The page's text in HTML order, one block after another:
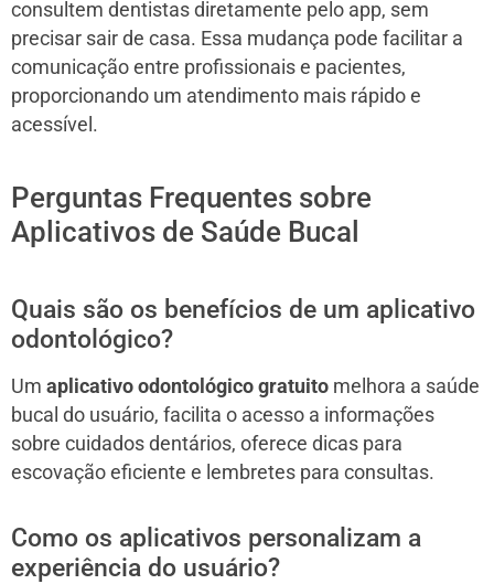
consultem dentistas diretamente pelo app, sem
precisar sair de casa. Essa mudança pode facilitar a
comunicação entre profissionais e pacientes,
proporcionando um atendimento mais rápido e
acessível.
Perguntas Frequentes sobre
Aplicativos de Saúde Bucal
Quais são os benefícios de um aplicativo
odontológico?
Um aplicativo odontológico gratuito melhora a saúde
bucal do usuário, facilita o acesso a informações
sobre cuidados dentários, oferece dicas para
escovação eficiente e lembretes para consultas.
Como os aplicativos personalizam a
experiência do usuário?